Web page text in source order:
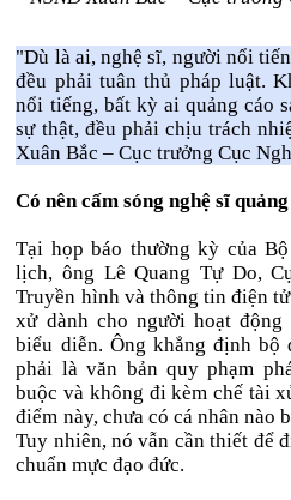
"Dù là ai, nghệ sĩ, người nổi
đều phải tuân thủ pháp luật.
nổi tiếng, bất kỳ ai quảng cáo
sự thật, đều phải chịu trách
Xuân Bắc – Cục trưởng Cục
Có nên cấm sóng nghệ sĩ
Tại họp báo thường kỳ của
lịch, ông Lê Quang Tự Do,
Truyền hình và thông tin điện
xử dành cho người hoạt
biểu diễn. Ông khẳng định
phải là văn bản quy phạm
buộc và không đi kèm chế tài
điểm này, chưa có cá nhân nào
Tuy nhiên, nó vẫn cần thiết để
chuẩn mực đạo đức.